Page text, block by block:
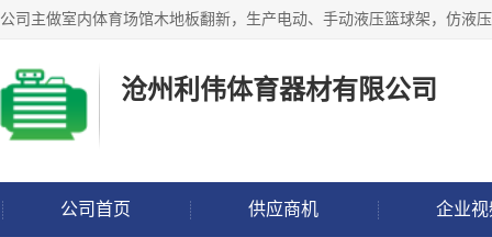
沧州利伟体育器材有限公司
公司首页 供应商机 企业视